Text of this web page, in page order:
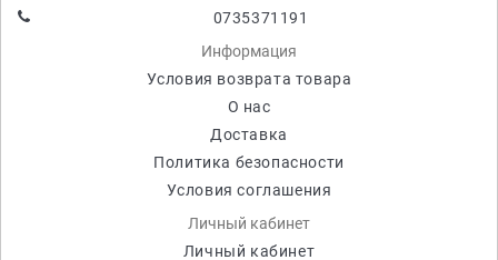
0735371191
Информация
Условия возврата товара
О нас
Доставка
Политика безопасности
Условия соглашения
Личный кабинет
Личный кабинет